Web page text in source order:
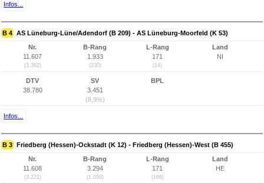
Infos...
B 4 AS Lüneburg-Lüne/Adendorf (B 209) - AS Lüneburg-Moorfeld (K 53)
Nr.
11.607
(3.382)
B-Rang
1.933
(230)
L-Rang
171
(14)
Land
NI
DTV
38.780
SV
3.451
(8,9%)
BPL
Infos...
B 3 Friedberg (Hessen)-Ockstadt (K 12) - Friedberg (Hessen)-West (B 455)
Nr.
11.608
(3.221)
B-Rang
3.294
(1.050)
L-Rang
171
(166)
Land
HE